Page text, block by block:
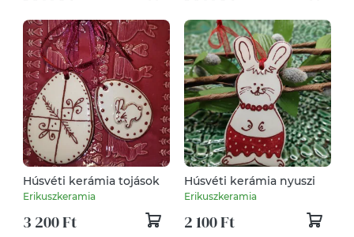
Húsvéti kerámia tojások
Erikuszkeramia
3 200 Ft
Húsvéti kerámia nyuszi
Erikuszkeramia
2 100 Ft